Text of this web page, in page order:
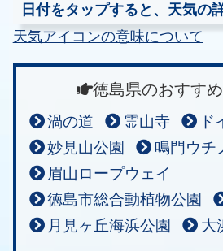
日付をタップすると、天気の
天気アイコンの意味について
徳島県のおすす
渦の道 霊山寺
ド
妙見山公園
鳴門ウチ
眉山ロープウェイ
徳島市総合動植物公園
月見ヶ丘海浜公園
大